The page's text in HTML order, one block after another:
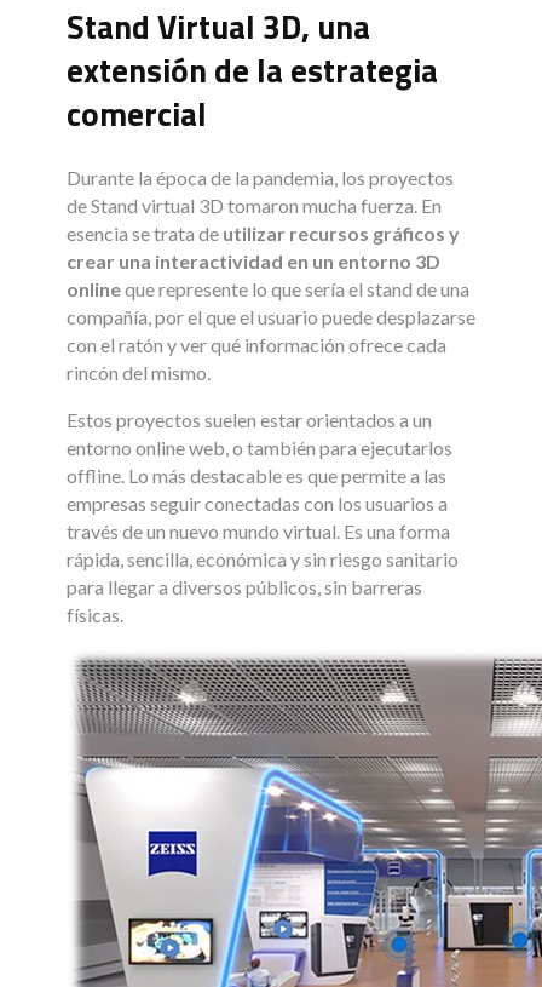
Stand Virtual 3D, una
extensión de la estrategia
comercial
Durante la época de la pandemia, los proyectos
de Stand virtual 3D tomaron mucha fuerza. En
esencia se trata de utilizar recursos gráficos y
crear una interactividad en un entorno 3D
onlineque represente lo que sería el stand de una
compañía, por el que el usuario puede desplazarse
con el ratón y ver qué información ofrece cada
rincón del mismo.
Estos proyectos suelen estar orientados a un
entorno online web, o también para ejecutarlos
offline. Lo más destacable es que permite a las
empresas seguir conectadas con los usuarios a
través de un nuevo mundo virtual. Es una forma
rápida, sencilla, económica y sin riesgo sanitario
para llegar a diversos públicos, sin barreras
físicas.